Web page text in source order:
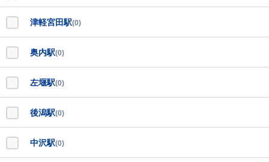
津軽宮田駅(0)
奥内駅(0)
左堰駅(0)
後潟駅(0)
中沢駅(0)